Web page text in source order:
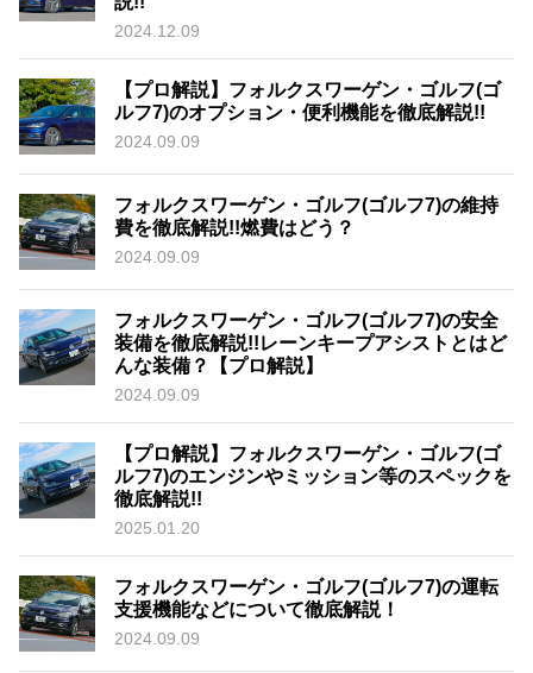
2024.12.09
【プロ解説】フォルクスワーゲン・ゴルフ(ゴ
ルフ7)のオプション・便利機能を徹底解説!!
2024.09.09
フォルクスワーゲン・ゴルフ(ゴルフ7)の維持
費を徹底解説!!燃費はどう？
2024.09.09
フォルクスワーゲン・ゴルフ(ゴルフ7)の安全
装備を徹底解説!!レーンキープアシストとはど
んな装備？【プロ解説】
2024.09.09
【プロ解説】フォルクスワーゲン・ゴルフ(ゴ
ルフ7)のエンジンやミッション等のスペックを
徹底解説!!
2025.01.20
フォルクスワーゲン・ゴルフ(ゴルフ7)の運転
支援機能などについて徹底解説！
2024.09.09